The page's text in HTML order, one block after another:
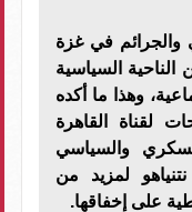
والجرائم في غزة
السياسية
وهذا ما أكده
لقناة القاهرة
والسياسي
لمزيد من
على إخفاقها.